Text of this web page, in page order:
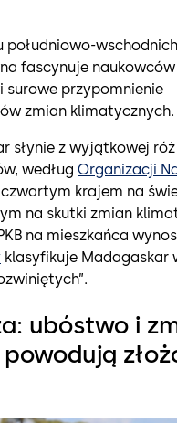
południowo-
fascynuje naukowców
przypomnienie
zmian klimatycznych.
słynie z wyjątkowej
według Organizacji
krajem na
na skutki zmian
na mieszkańca
klasyfikuje Madagaskar
ubóstwo i